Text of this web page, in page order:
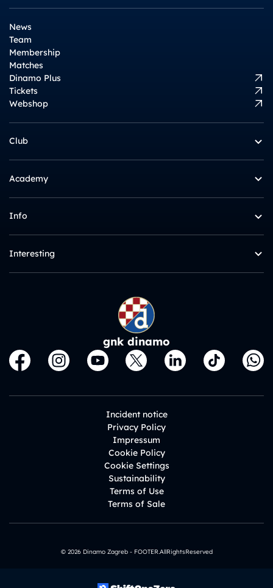
News
Team
Membership
Matches
Dinamo Plus
Tickets
Webshop
Club
Academy
Info
Interesting
gnk dinamo
Incident notice
Privacy Policy
Impressum
Cookie Policy
Cookie Settings
Sustainability
Terms of Use
Terms of Sale
© 2026 Dinamo Zagreb - FOOTER.AllRightsReserved